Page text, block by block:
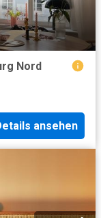
Nord
ansehen